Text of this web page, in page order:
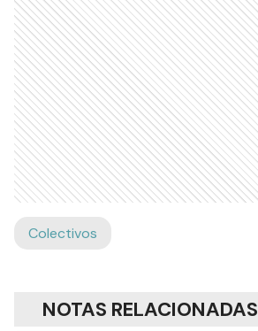
Colectivos
NOTAS RELACIONADAS